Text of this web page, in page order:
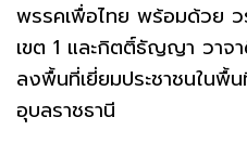
พรรคเพื่อไทย พร้อมด้วย
เขต 1 และกิตติ์ธัญญา วาจ
ลงพื้นที่เยี่ยมประชาชนในพื้
อุบลราชธานี